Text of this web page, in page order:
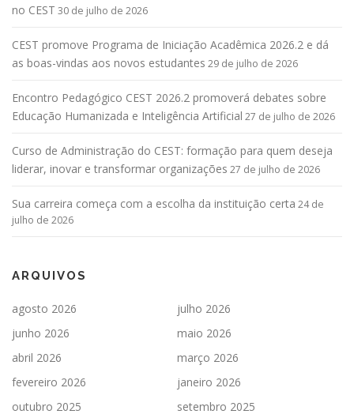
no CEST 30 de julho de 2026
CEST promove Programa de Iniciação Acadêmica 2026.2 e dá
as boas-vindas aos novos estudantes 29 de julho de 2026
Encontro Pedagógico CEST 2026.2 promoverá debates sobre
Educação Humanizada e Inteligência Artificial 27 de julho de 2026
Curso de Administração do CEST: formação para quem deseja
liderar, inovar e transformar organizações 27 de julho de 2026
Sua carreira começa com a escolha da instituição certa 24 de
julho de 2026
ARQUIVOS
agosto 2026
julho 2026
junho 2026
maio 2026
abril 2026
março 2026
fevereiro 2026
janeiro 2026
outubro 2025
setembro 2025